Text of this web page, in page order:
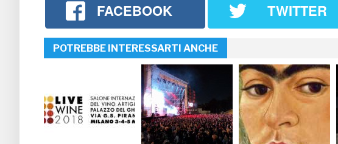
FACEBOOK TWITTER
POTREBBE INTERESSARTI ANCHE